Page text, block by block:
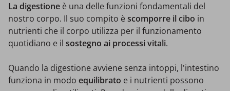
La digestione è una delle funzioni fondamentali del
nostro corpo. Il suo compito è scomporre il cibo in
nutrienti che il corpo utilizza per il funzionamento
quotidiano e il sostegno ai processi vitali.
Quando la digestione avviene senza intoppi, l'intestino
funziona in modo equilibrato e i nutrienti possono